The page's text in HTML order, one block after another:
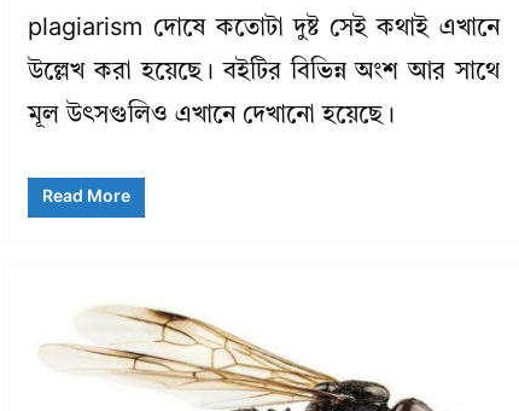
plagiarism দোষে কতোটা দুষ্ট সেই কথাই এখানে
উল্লেখ করা হয়েছে। বইটির বিভিন্ন অংশ আর সাথে
মূল উৎসগুলিও এখানে দেখানো হয়েছে।
Read More